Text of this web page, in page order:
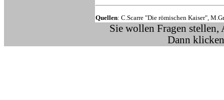
Quellen: C.Scarre "Die römischen Kaiser",
Sie wollen Fragen stellen,
Dann